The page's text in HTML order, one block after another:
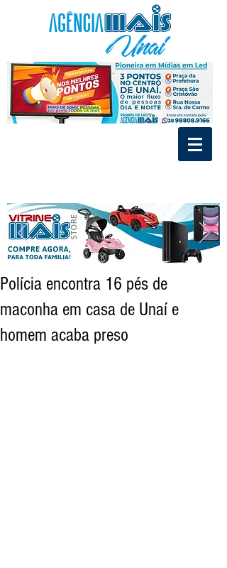
.
.
Polícia encontra 16 pés de
maconha em casa de Unaí e
homem acaba preso